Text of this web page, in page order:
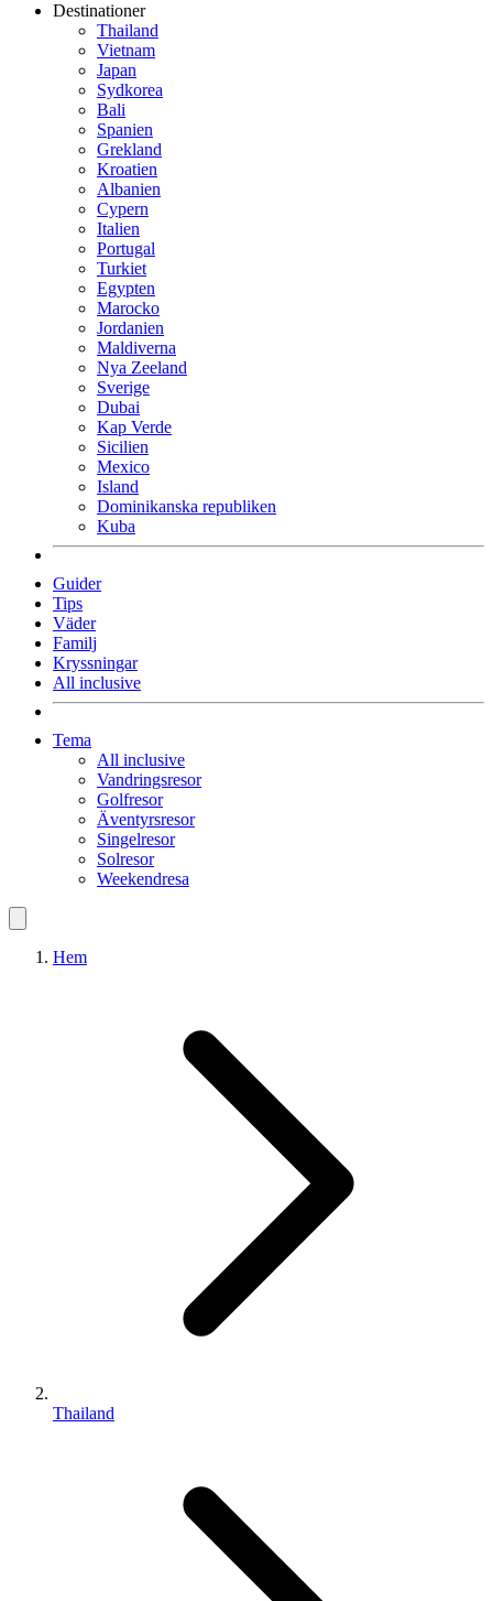
Destinationer
Thailand
Vietnam
Japan
Sydkorea
Bali
Spanien
Grekland
Kroatien
Albanien
Cypern
Italien
Portugal
Turkiet
Egypten
Marocko
Jordanien
Maldiverna
Nya Zeeland
Sverige
Dubai
Kap Verde
Sicilien
Mexico
Island
Dominikanska republiken
Kuba
Guider
Tips
Väder
Familj
Kryssningar
All inclusive
Tema
All inclusive
Vandringsresor
Golfresor
Äventyrsresor
Singelresor
Solresor
Weekendresa
Hem
Thailand